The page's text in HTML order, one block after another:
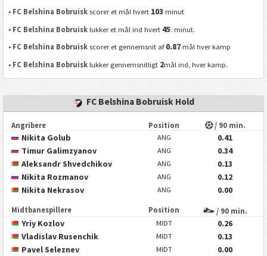
• FC Belshina Bobruisk scorer et mål hvert 103 minut
• FC Belshina Bobruisk lukker et mål ind hvert 45. minut.
• FC Belshina Bobruisk scorer et gennemsnit af 0.87 mål hver kamp
• FC Belshina Bobruisk lukker gennemsnitligt 2mål ind, hver kamp.
FC Belshina Bobruisk Hold
Angribere Position / 90 min.
Nikita Golub ANG
0.41
Timur Galimzyanov
ANG
0.34
Aleksandr Shvedchikov
ANG
0.13
Nikita Rozmanov
ANG
0.12
Nikita Nekrasov
ANG 0.00
Midtbanespillere Position / 90 min.
Yriy Kozlov MIDT
0.26
Vladislav Rusenchik
MIDT
0.13
Pavel Seleznev
MIDT 0.00